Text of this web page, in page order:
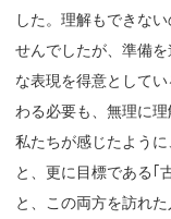
した。理解もできな
せんでしたが、準備
な表現を得意として
わる必要も、無理に
私たちが感じたよう
と、更に目標である｢
と、この両方を訪れ